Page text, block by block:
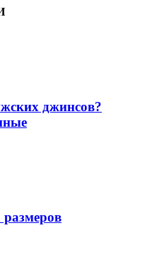
джинсов?